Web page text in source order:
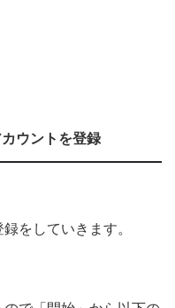
ウントを登録
をしていきます。